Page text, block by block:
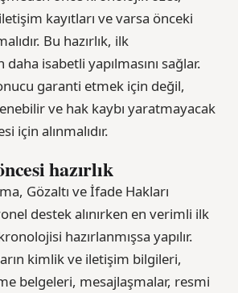
kayıtları ve varsa önceki
Bu hazırlık, ilk
isabetli yapılmasını sağlar.
garanti etmek için değil,
ve hak kaybı yaratmayacak
için alınmalıdır.
hazırlık
Gözaltı ve İfade Hakları
destek alınırken en verimli ilk
hazırlanmışsa yapılır.
kimlik ve iletişim bilgileri,
belgeleri, mesajlaşmalar, resmi